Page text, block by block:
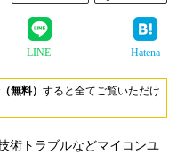
LINE Hatena
無料） すると全てご覧いただけ
術トラブルなどマイコンユ